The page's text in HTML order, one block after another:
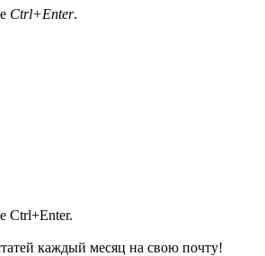
Ctrl+Enter.
Ctrl+Enter.
каждый месяц на свою почту!